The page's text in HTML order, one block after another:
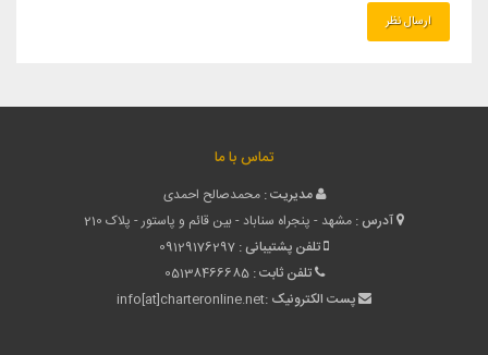
تماس با ما
مدیریت : محمدصالح احمدی
آدرس : مشهد - پنجراه سناباد - بین قائم و پاستور - پلاک 210
تلفن پشتیبانی : 09129176297
تلفن ثابت : 05138466685
پست الکترونیک :info[at]charteronline.net